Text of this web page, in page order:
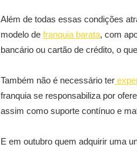
Além de todas essas condições
modelo de franquia barata, com
bancário ou cartão de crédito, o
Também não é necessário ter
franquia se responsabiliza por
assim como suporte contínuo e
E em outubro quem adquirir uma